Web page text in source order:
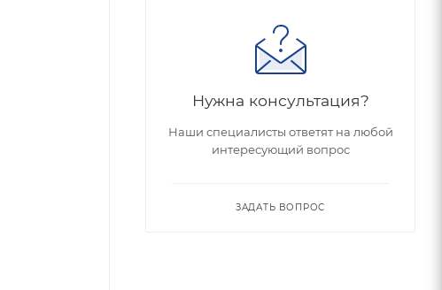
Нужна консультация?
Наши специалисты ответят на любой
интересующий вопрос
ЗАДАТЬ ВОПРОС